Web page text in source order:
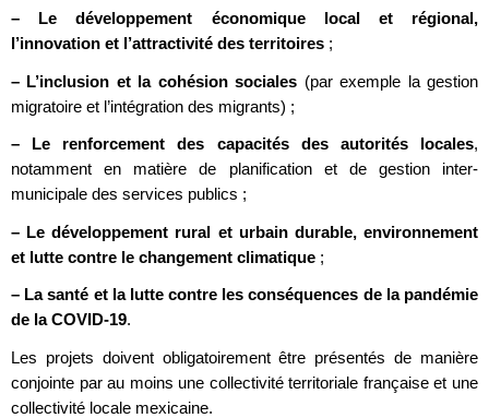
–
Le développement économique local et régional,
l’innovation et l’attractivité des territoires ;
– L’inclusion et la cohésion sociales (par exemple la gestion
migratoire et l’intégration des migrants) ;
– Le renforcement des capacités des autorités locales,
notamment en matière de planification et de gestion inter-
municipale des services publics ;
– Le développement rural et urbain durable, environnement
et lutte contre le changement climatique ;
– La santé et la lutte contre les conséquences de la pandémie
de la COVID-19.
Les projets doivent obligatoirement être présentés de manière
conjointe par au moins une collectivité territoriale française et une
collectivité locale mexicaine.